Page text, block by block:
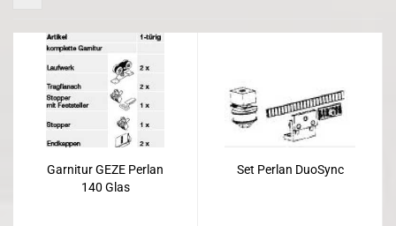
Garnitur GEZE Perlan
140 Glas
Set Perlan DuoSync